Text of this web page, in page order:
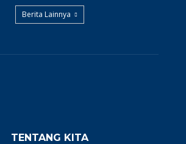
Berita Lainnya
TENTANG KITA